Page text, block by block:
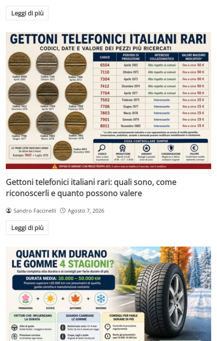
Leggi di più
Gettoni telefonici italiani rari: quali sono, come
riconoscerli e quanto possono valere
Sandro Faccinelli Agosto 7, 2026
Leggi di più